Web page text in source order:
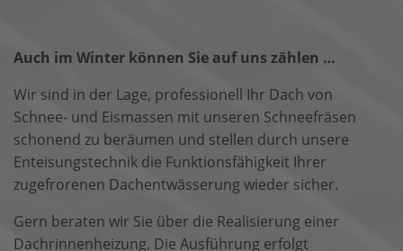
Auch im Winter können Sie auf uns zählen …
Wir sind in der Lage, professionell Ihr Dach von
Schnee- und Eismassen mit unseren Schneefräsen
schonend zu beräumen und stellen durch unsere
Enteisungstechnik die Funktionsfähigkeit Ihrer
zugefrorenen Dachentwässerung wieder sicher.
Gern beraten wir Sie über die Realisierung einer
Dachrinnenheizung. Die Ausführung erfolgt